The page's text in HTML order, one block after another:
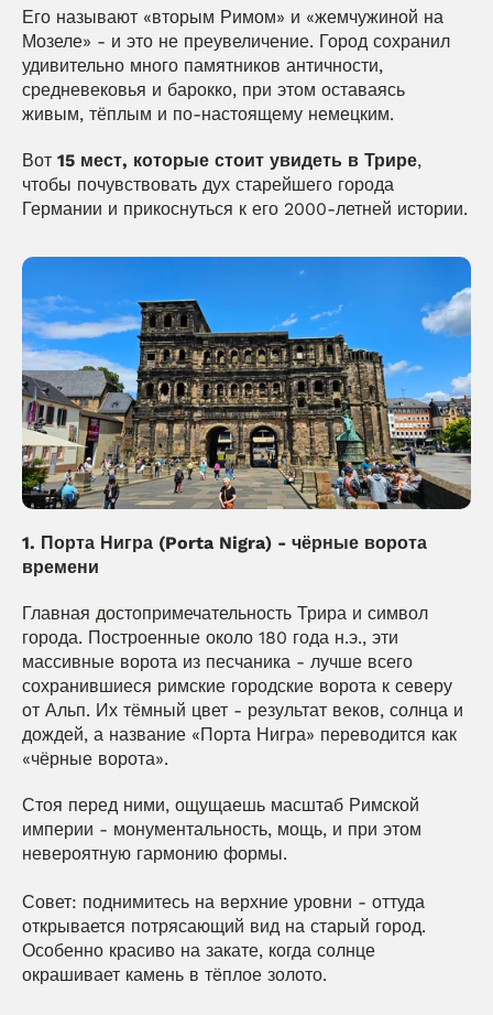
Его называют «вторым Римом» и «жемчужиной на
Мозеле» - и это не преувеличение. Город сохранил
удивительно много памятников античности,
средневековья и барокко, при этом оставаясь
живым, тёплым и по-настоящему немецким.
Вот 15 мест, которые стоит увидеть в Трире,
чтобы почувствовать дух старейшего города
Германии и прикоснуться к его 2000-летней истории.
1. Порта Нигра (Porta Nigra) - чёрные ворота
времени
Главная достопримечательность Трира и символ
города. Построенные около 180 года н.э., эти
массивные ворота из песчаника - лучше всего
сохранившиеся римские городские ворота к северу
от Альп. Их тёмный цвет - результат веков, солнца и
дождей, а название «Порта Нигра» переводится как
«чёрные ворота».
Стоя перед ними, ощущаешь масштаб Римской
империи - монументальность, мощь, и при этом
невероятную гармонию формы.
Совет: поднимитесь на верхние уровни - оттуда
открывается потрясающий вид на старый город.
Особенно красиво на закате, когда солнце
окрашивает камень в тёплое золото.